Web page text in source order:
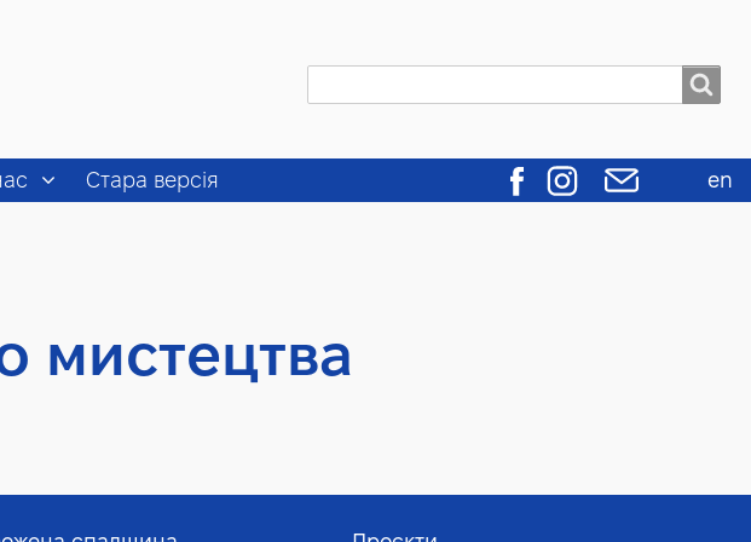
Пошук
Стара версія en
мистецтва